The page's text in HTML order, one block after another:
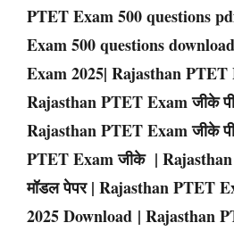
PTETExam500 questions
Exam500 questions
Exam2025| RajasthanPTET
RajasthanPTETExamजीके
RajasthanPTETExamजीके
PTETExamजीके | Rajasthan
मॉडल पेपर | RajasthanPTET
2025 Download | Rajasthan